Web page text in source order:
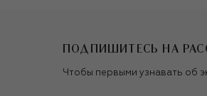
ПОДПИШИТЕСЬ НА
Чтобы первыми узнавать об